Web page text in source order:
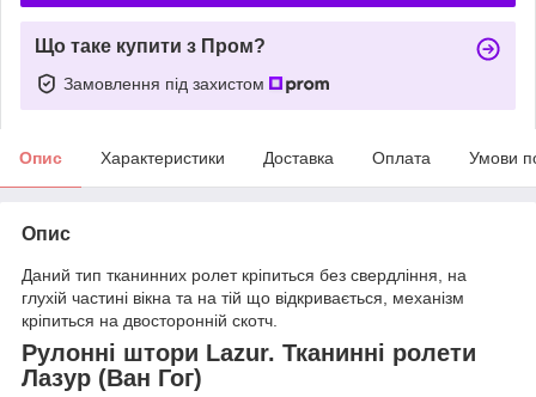
Що таке купити з Пром?
Замовлення під захистом
Опис Характеристики Доставка Оплата Умови
Опис
Даний тип тканинних ролет кріпиться без свердління, на
глухій частині вікна та на тій що відкривається, механізм
кріпиться на двосторонній скотч.
Рулонні штори Lazur. Тканинні ролети
Лазур (Ван Гог)